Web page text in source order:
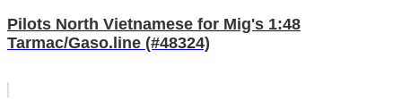
Pilots North Vietnamese for Mig's 1:48
Tarmac/Gaso.line (#48324)